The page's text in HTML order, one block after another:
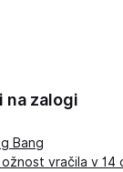
na zalogi
Bang
vračila v 14